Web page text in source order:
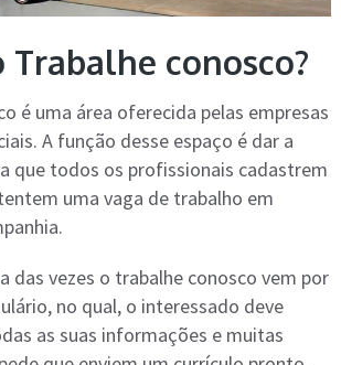
Trabalhe conosco?
é uma área oferecida pelas empresas
A função desse espaço é dar a
que todos os profissionais cadastrem
uma vaga de trabalho em
das vezes o trabalhe conosco vem por
no qual, o interessado deve
as suas informações e muitas